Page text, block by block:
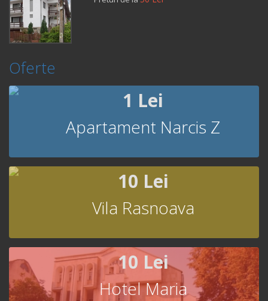
Oferte
1 Lei
Apartament Narcis Z
10 Lei
Vila Rasnoava
10 Lei
Hotel Maria